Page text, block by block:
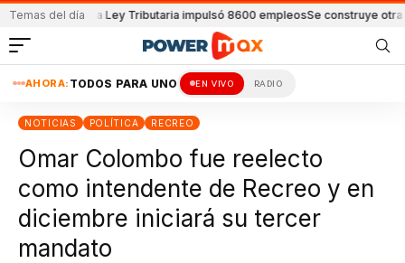
Temas del día
La Ley Tributaria impulsó 8600 empleosSe construye otra estación
AHORA: TODOS PARA UNO EN VIVO RADIO
NOTICIAS POLÍTICA RECREO
Omar Colombo fue reelecto
como intendente de Recreo y en
diciembre iniciará su tercer
mandato